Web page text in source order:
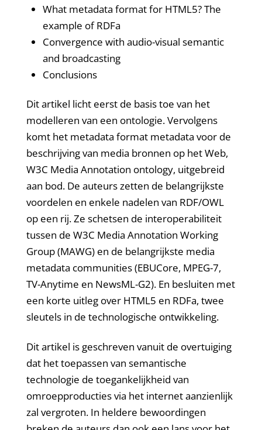
What metadata format for HTML5? The
example of RDFa
Convergence with audio-visual semantic
and broadcasting
Conclusions
Dit artikel licht eerst de basis toe van het
modelleren van een ontologie. Vervolgens
komt het metadata format metadata voor de
beschrijving van media bronnen op het Web,
W3C Media Annotation ontology, uitgebreid
aan bod. De auteurs zetten de belangrijkste
voordelen en enkele nadelen van RDF/OWL
op een rij. Ze schetsen de interoperabiliteit
tussen de W3C Media Annotation Working
Group (MAWG) en de belangrijkste media
metadata communities (EBUCore, MPEG-7,
TV-Anytime en NewsML-G2). En besluiten met
een korte uitleg over HTML5 en RDFa, twee
sleutels in de technologische ontwikkeling.
Dit artikel is geschreven vanuit de overtuiging
dat het toepassen van semantische
technologie de toegankelijkheid van
omroepproducties via het internet aanzienlijk
zal vergroten. In heldere bewoordingen